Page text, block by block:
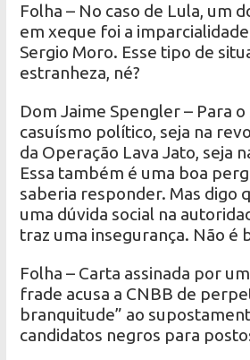
Folha – No caso de Lula, um
em xeque foi a
Sergio Moro. Esse tipo de
estranheza, né?
Dom Jaime Spengler – Para o
casuísmo político, seja na
da Operação Lava Jato, seja
Essa também é uma boa
saberia responder. Mas digo
uma dúvida social na
traz uma insegurança. Não é
Folha – Carta assinada por
frade acusa a CNBB de
branquitude” ao
candidatos negros para